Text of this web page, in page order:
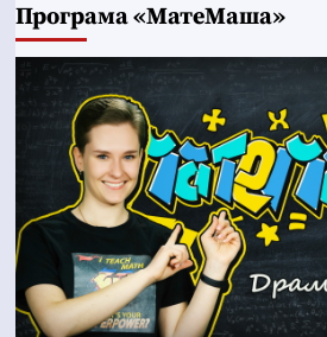
Програма «МатеМаша»